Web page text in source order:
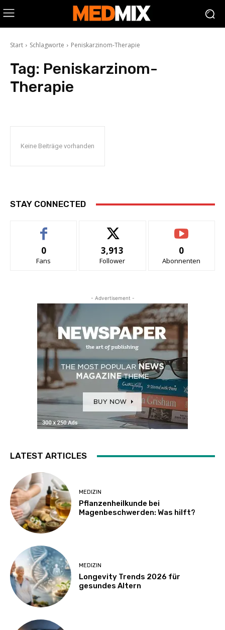
Start Schlagworte Peniskarzinom-Therapie
Tag: Peniskarzinom-
Therapie
Keine Beiträge vorhanden
STAY CONNECTED
0
Fans
3,913
Follower
0
Abonnenten
- Advertisement -
LATEST ARTICLES
MEDIZIN
Pflanzenheilkunde bei
Magenbeschwerden: Was hilft?
MEDIZIN
Longevity Trends 2026 für
gesundes Altern